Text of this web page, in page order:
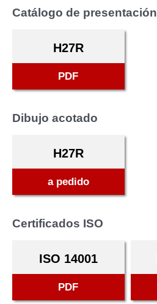
Catálogo de presentación
H27R
PDF
Dibujo acotado
H27R
a pedido
Certificados ISO
ISO 14001
PDF